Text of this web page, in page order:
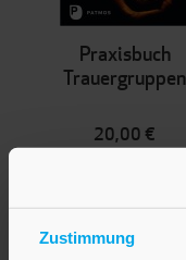
Zustimmung
Praxisbuch
Trauergruppen
20,00 €